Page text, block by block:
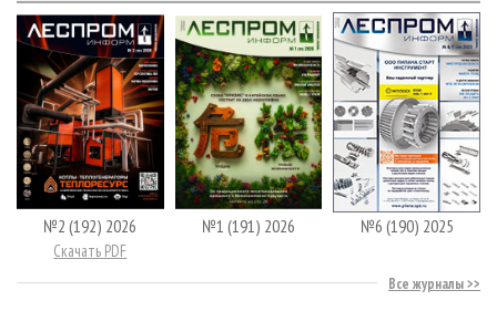
№2 (192) 2026
Скачать PDF
№1 (191) 2026 №6 (190) 2025
Все журналы